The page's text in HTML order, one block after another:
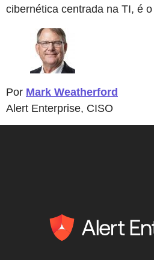
cibernética centrada na TI, é
Por Mark Weatherford
Alert Enterprise, CISO